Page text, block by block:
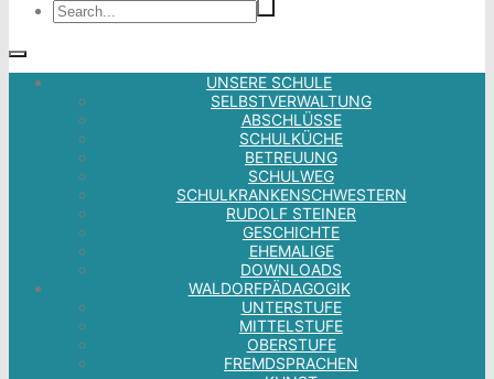
UNSERE SCHULE
SELBSTVERWALTUNG
ABSCHLÜSSE
SCHULKÜCHE
BETREUUNG
SCHULWEG
SCHULKRANKENSCHWESTERN
RUDOLF STEINER
GESCHICHTE
EHEMALIGE
DOWNLOADS
WALDORFPÄDAGOGIK
UNTERSTUFE
MITTELSTUFE
OBERSTUFE
FREMDSPRACHEN